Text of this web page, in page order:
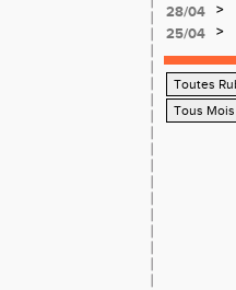
28/04
>
25/04
>